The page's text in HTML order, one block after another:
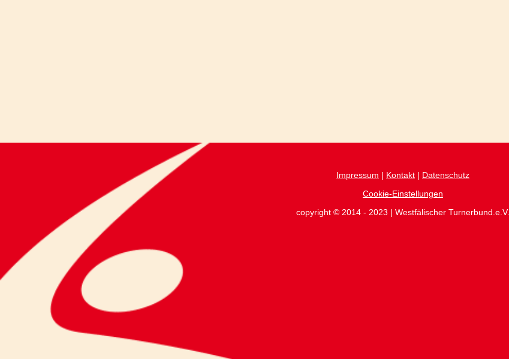
Impressum | Kontakt | Datenschutz
Cookie-Einstellungen
copyright © 2014 - 2023 | Westfälischer Turnerbund.e.V.